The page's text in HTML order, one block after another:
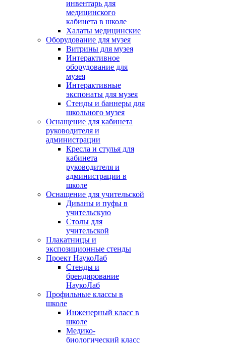
инвентарь для
медицинского
кабинета в школе
Халаты медицинские
Оборудование для музея
Витрины для музея
Интерактивное
оборудование для
музея
Интерактивные
экспонаты для музея
Стенды и баннеры для
школьного музея
Оснащение для кабинета
руководителя и
администрации
Кресла и стулья для
кабинета
руководителя и
администрации в
школе
Оснащение для учительской
Диваны и пуфы в
учительскую
Столы для
учительской
Плакатницы и
экспозиционные стенды
Проект НаукоЛаб
Стенды и
брендирование
НаукоЛаб
Профильные классы в
школе
Инженерный класс в
школе
Медико-
биологический класс